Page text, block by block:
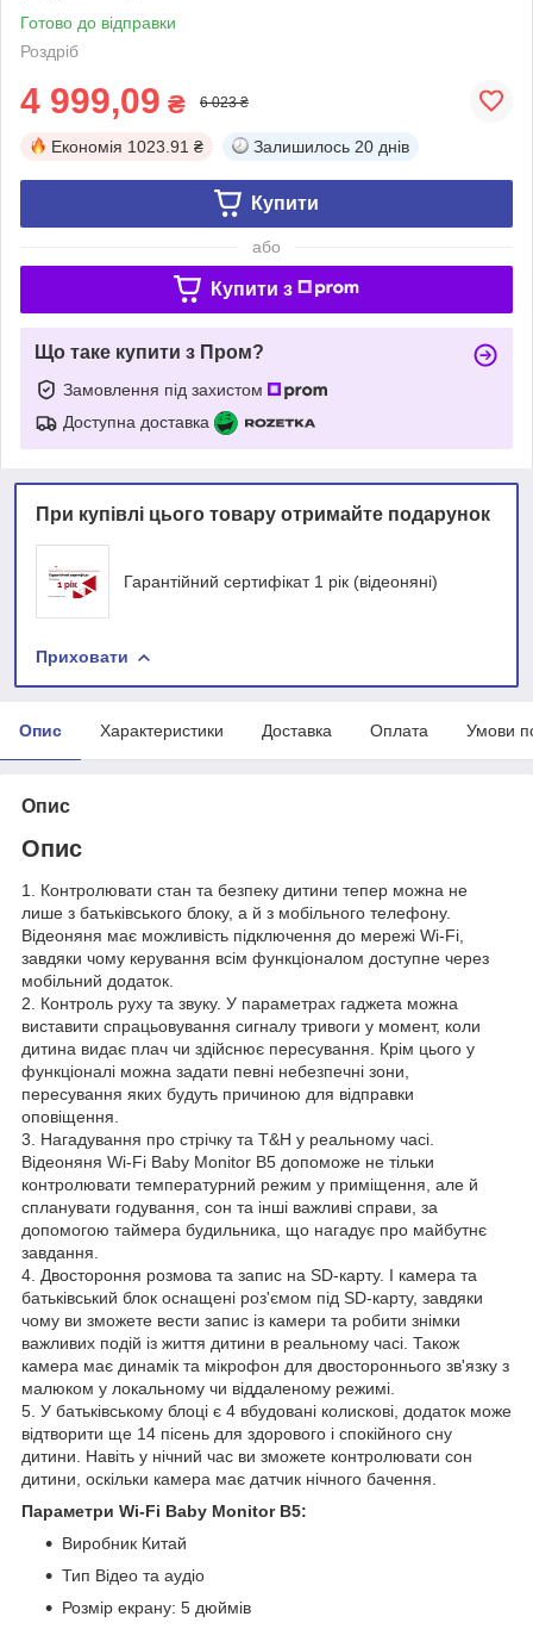
Готово до відправки
Роздріб
4 999,09 ₴ 6 023 ₴
Економія 1023.91 ₴ Залишилось 20 днів
Купити
або
Купити з
Що таке купити з Пром?
Замовлення під захистом
Доступна доставка
При купівлі цього товару отримайте подарунок
Гарантійний сертифікат 1 рік (відеоняні)
Приховати
Опис Характеристики Доставка Оплата Умови
Опис
Опис
1. Контролювати стан та безпеку дитини тепер можна не
лише з батьківського блоку, а й з мобільного телефону.
Відеоняня має можливість підключення до мережі Wi-Fi,
завдяки чому керування всім функціоналом доступне через
мобільний додаток.
2. Контроль руху та звуку. У параметрах гаджета можна
виставити спрацьовування сигналу тривоги у момент, коли
дитина видає плач чи здійснює пересування. Крім цього у
функціоналі можна задати певні небезпечні зони,
пересування яких будуть причиною для відправки
оповіщення.
3. Нагадування про стрічку та T&H у реальному часі.
Відеоняня Wi-Fi Baby Monitor B5 допоможе не тільки
контролювати температурний режим у приміщення, але й
спланувати годування, сон та інші важливі справи, за
допомогою таймера будильника, що нагадує про майбутнє
завдання.
4. Двостороння розмова та запис на SD-карту. І камера та
батьківський блок оснащені роз'ємом під SD-карту, завдяки
чому ви зможете вести запис із камери та робити знімки
важливих подій із життя дитини в реальному часі. Також
камера має динамік та мікрофон для двостороннього зв'язку з
малюком у локальному чи віддаленому режимі.
5. У батьківському блоці є 4 вбудовані колискові, додаток може
відтворити ще 14 пісень для здорового і спокійного сну
дитини. Навіть у нічний час ви зможете контролювати сон
дитини, оскільки камера має датчик нічного бачення.
Параметри Wi-Fi Baby Monitor B5:
Виробник Китай
Тип Відео та аудіо
Розмір екрану: 5 дюймів